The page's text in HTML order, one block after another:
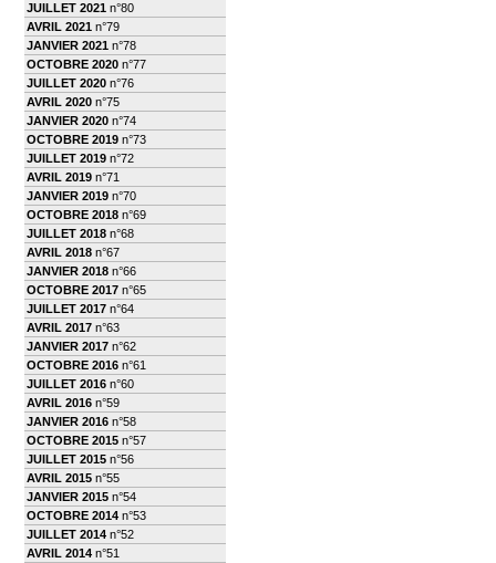
JUILLET 2021 n°80
AVRIL 2021 n°79
JANVIER 2021 n°78
OCTOBRE 2020 n°77
JUILLET 2020 n°76
AVRIL 2020 n°75
JANVIER 2020 n°74
OCTOBRE 2019 n°73
JUILLET 2019 n°72
AVRIL 2019 n°71
JANVIER 2019 n°70
OCTOBRE 2018 n°69
JUILLET 2018 n°68
AVRIL 2018 n°67
JANVIER 2018 n°66
OCTOBRE 2017 n°65
JUILLET 2017 n°64
AVRIL 2017 n°63
JANVIER 2017 n°62
OCTOBRE 2016 n°61
JUILLET 2016 n°60
AVRIL 2016 n°59
JANVIER 2016 n°58
OCTOBRE 2015 n°57
JUILLET 2015 n°56
AVRIL 2015 n°55
JANVIER 2015 n°54
OCTOBRE 2014 n°53
JUILLET 2014 n°52
AVRIL 2014 n°51